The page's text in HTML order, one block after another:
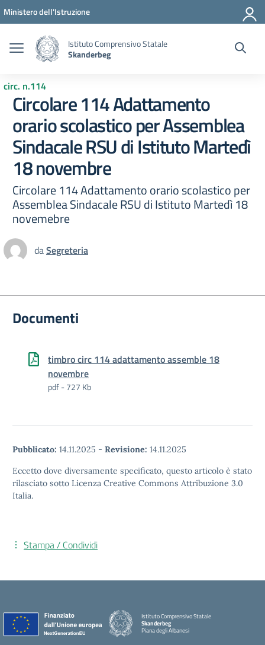
Vai ai contenuti
Vai al menu di navigazione
Vai al footer
Ministero dell'Istruzione
Istituto Comprensivo Statale
Skanderbeg
circ. n.114
Circolare 114 Adattamento
orario scolastico per Assemblea
Sindacale RSU di Istituto Martedì
18 novembre
Circolare 114 Adattamento orario scolastico per
Assemblea Sindacale RSU di Istituto Martedì 18
novemebre
daSegreteria
Documenti
timbro circ 114 adattamento assemble 18
novembre
pdf - 727 Kb
Pubblicato: 14.11.2025 - Revisione: 14.11.2025
Eccetto dove diversamente specificato, questo articolo è stato
rilasciato sotto Licenza Creative Commons Attribuzione 3.0
Italia.
Stampa / Condividi
Istituto Comprensivo Statale
Skanderbeg
Piana degli Albanesi